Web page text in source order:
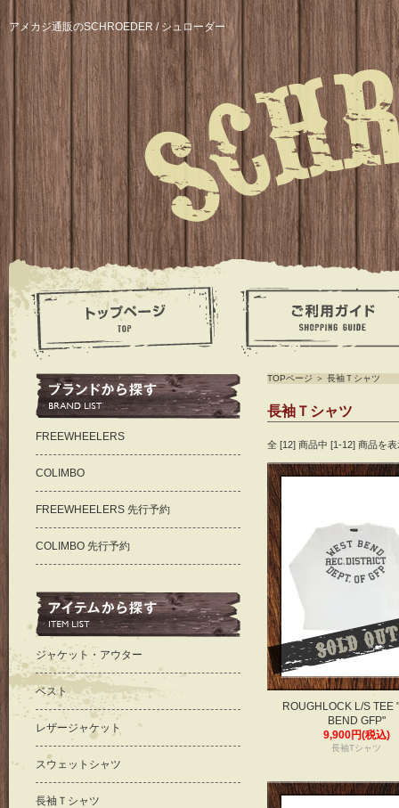
アメカジ通販のSCHROEDER / シュローダー
TOPページ ＞ 長袖Ｔシャツ
長袖Ｔシャツ
全 [12] 商品中 [1-12] 商品を
ROUGHLOCK L/S TEE
BEND GFP"
9,900円(税込)
長袖Tシャツ
FREEWHEELERS
COLIMBO
FREEWHEELERS 先行予約
COLIMBO 先行予約
ジャケット・アウター
ベスト
レザージャケット
スウェットシャツ
長袖Ｔシャツ